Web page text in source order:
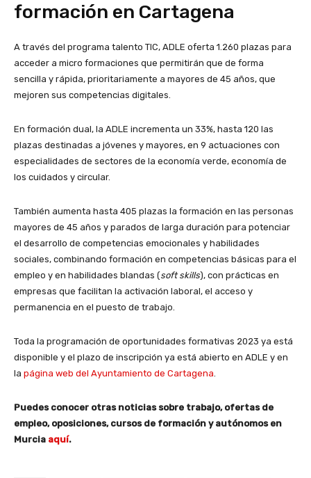
formación en Cartagena
A través del programa talento TIC, ADLE oferta 1.260 plazas para
acceder a micro formaciones que permitirán que de forma
sencilla y rápida, prioritariamente a mayores de 45 años, que
mejoren sus competencias digitales.
En formación dual, la ADLE incrementa un 33%, hasta 120 las
plazas destinadas a jóvenes y mayores, en 9 actuaciones con
especialidades de sectores de la economía verde, economía de
los cuidados y circular.
También aumenta hasta 405 plazas la formación en las personas
mayores de 45 años y parados de larga duración para potenciar
el desarrollo de competencias emocionales y habilidades
sociales, combinando formación en competencias básicas para el
empleo y en habilidades blandas (soft skills), con prácticas en
empresas que facilitan la activación laboral, el acceso y
permanencia en el puesto de trabajo.
Toda la programación de oportunidades formativas 2023 ya está
disponible y el plazo de inscripción ya está abierto en ADLE y en
la página web del Ayuntamiento de Cartagena.
Puedes conocer otras noticias sobre trabajo, ofertas de
empleo, oposiciones, cursos de formación y autónomos en
Murcia aquí.